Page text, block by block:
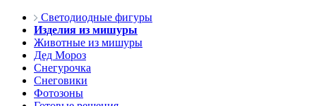
Светодиодные фигуры
Изделия из мишуры
Животные из мишуры
Дед Мороз
Снегурочка
Снеговики
Фотозоны